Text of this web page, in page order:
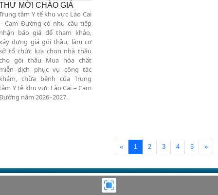
MỜI CHÀO GIÁ
tâm Y tế khu vực Lào Cai
Cam Đường có nhu cầu tiếp
báo giá để tham khảo,
dựng giá gói thầu, làm cơ
tổ chức lựa chọn nhà thầu
gói thầu Mua hóa chất
dịch phục vụ công tác
chữa bệnh của Trung
Y tế khu vực Lào Cai – Cam
năm 2026–2027.
« 1 2 3 4 5 »